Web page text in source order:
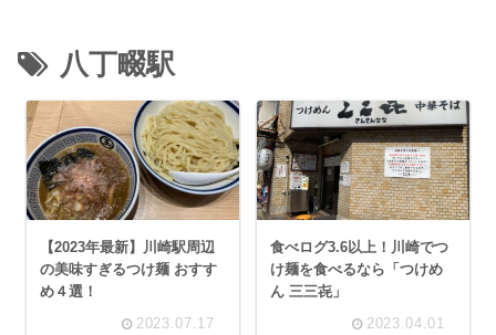
八丁畷駅
【2023年最新】川崎駅周辺
の美味すぎるつけ麺 おすす
め４選！
2023.07.17
食べログ3.6以上！川崎でつ
け麺を食べるなら「つけめ
ん 三三㐂」
2023.04.01